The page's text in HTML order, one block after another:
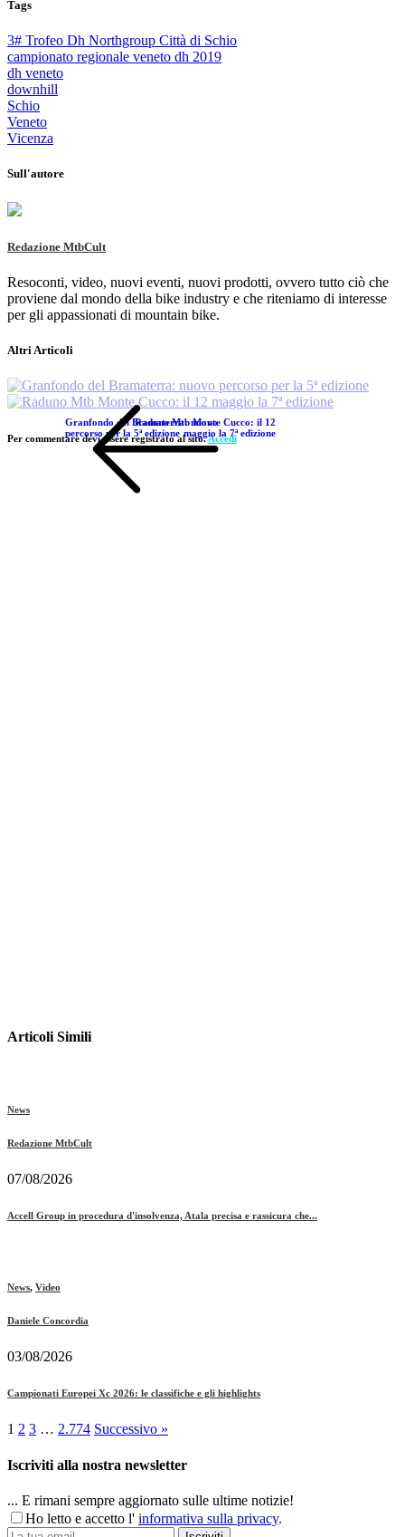
Tags
3# Trofeo Dh Northgroup Città di Schio
campionato regionale veneto dh 2019
dh veneto
downhill
Schio
Veneto
Vicenza
Sull'autore
Redazione MtbCult
Resoconti, video, nuovi eventi, nuovi prodotti, ovvero tutto ciò che
proviene dal mondo della bike industry e che riteniamo di interesse
per gli appassionati di mountain bike.
Altri Articoli
Granfondo del Bramaterra: nuovo
percorso per la 5ª edizione
Raduno Mtb Monte Cucco: il 12
maggio la 7ª edizione
Per commentare devi essere registrato al sito.Accedi
Articoli Simili
News
Redazione MtbCult
07/08/2026
Accell Group in procedura d'insolvenza, Atala precisa e rassicura che...
News, Video
Daniele Concordia
03/08/2026
Campionati Europei Xc 2026: le classifiche e gli highlights
1 2 3 … 2.774 Successivo »
Iscriviti alla nostra newsletter
... E rimani sempre aggiornato sulle ultime notizie!
Ho letto e accetto l' informativa sulla privacy.